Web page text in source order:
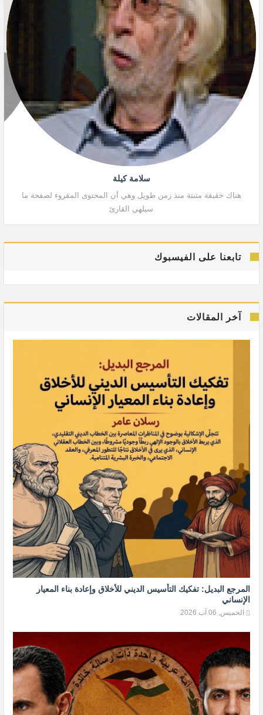
سلامة كيلة
هناك حقيقة مثبتة منذ زمن طويل وهي أن المحتوى المقروء لصفحة ما
سيلهي القارئ
تابعنا على الفيسبوك
آخر المقالات
المرجع البديل: تفكيك التأسيس الديني للأخلاق وإعادة بناء المعيار
الإنساني
الخميس, 06 آب 2026